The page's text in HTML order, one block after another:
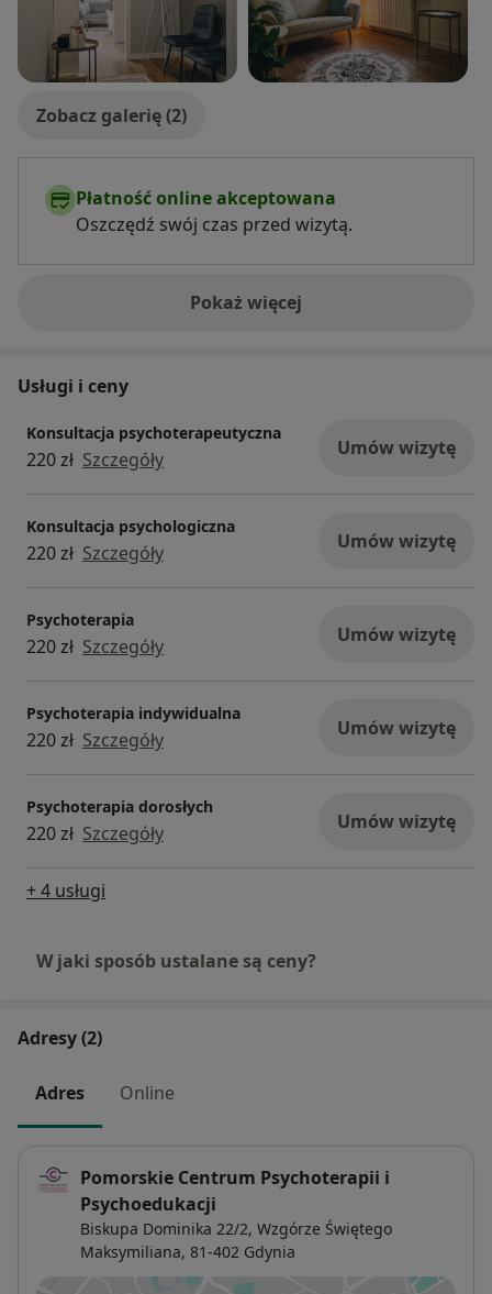
Zobacz galerię (2)
Płatność online akceptowana
Oszczędź swój czas przed wizytą.
Pokaż więcejo doświadczeniu
Usługi i ceny
Konsultacja psychoterapeutyczna
220 zł Szczegóły Umów wizytę
Konsultacja psychologiczna
220 zł Szczegóły Umów wizytę
Psychoterapia
220 zł Szczegóły Umów wizytę
Psychoterapia indywidualna
220 zł Szczegóły Umów wizytę
Psychoterapia dorosłych
220 zł Szczegóły Umów wizytę
+ 4 usługi
W jaki sposób ustalane są ceny?
Adresy (2)
Adres Online
Pomorskie Centrum Psychoterapii i
Psychoedukacji
Biskupa Dominika 22/2, Wzgórze Świętego
Maksymiliana, 81-402 Gdynia